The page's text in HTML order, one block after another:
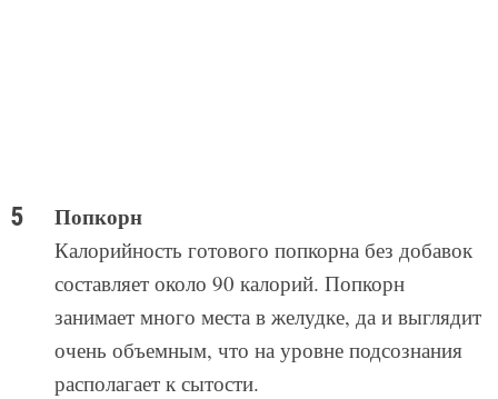
Попкорн
Калорийность готового попкорна без добавок
составляет около 90 калорий. Попкорн
занимает много места в желудке, да и выглядит
очень объемным, что на уровне подсознания
располагает к сытости.